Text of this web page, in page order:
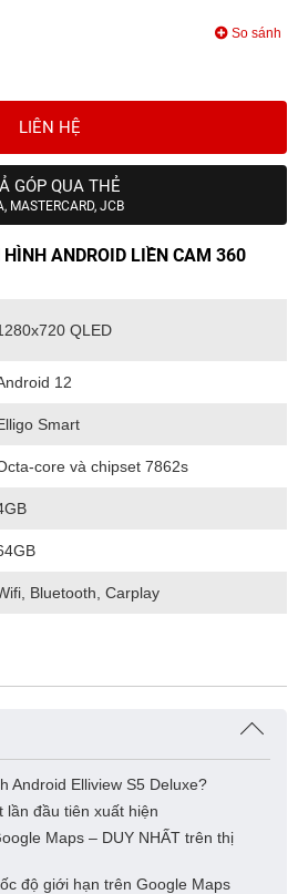
So sánh
LIÊN HỆ
GÓP QUA THẺ
MASTERCARD, JCB
ANDROID LIỀN CAM 360
QLED
12
Smart
core và chipset 7862s
Bluetooth, Carplay
Android Elliview S5 Deluxe?
lần đầu tiên xuất hiện
Maps – DUY NHẤT trên thị
độ giới hạn trên Google Maps